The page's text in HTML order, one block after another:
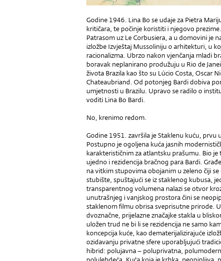
Godine 1946. Lina Bo se udaje za Pietra
kritičara, te počinje koristiti i njegovo
Patrasom uz Le Corbusiera, a u domovini
izložbe Izvještaj Mussoliniju o arhitekturi, u
racionalizma. Ubrzo nakon vjenčanja mladi
boravak neplanirano produžuju u Rio de
života Brazila kao što su Lúcio Costa, Oscar
Chateaubriand. Od potonjeg Bardi dobiva
umjetnosti u Brazilu. Upravo se radilo o
voditi Lina Bo Bardi.
No, krenimo redom.
Godine 1951. završila je Staklenu kuću,
Postupno je ogoljena kuća jasnih
karakterističnim za atlantsku prašumu. Bio
ujedno i rezidencija bračnog para Bardi.
na vitkim stupovima obojanim u zeleno čiji
stubište, spuštajući se iz staklenog kubusa,
transparentnog volumena nalazi se otvor
unutrašnjeg i vanjskog prostora čini se
staklenom filmu obrisa sveprisutne prirode.
dvoznačne, prijelazne značajke stakla u
uložen trud ne bi li se rezidencija ne samo
koncepcija kuće, kao dematerijalizirajuće
ozidavanju privatne sfere uporabljujući
hibrid: polujavna – poluprivatna,